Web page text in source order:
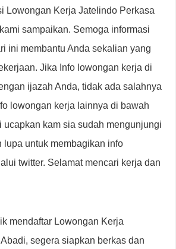
Lowongan Kerja Jatelindo Perkasa
sampaikan. Semoga informasi
ini membantu Anda sekalian yang
Jika Info lowongan kerja di
ijazah Anda, tidak ada salahnya
lowongan kerja lainnya di bawah
ucapkan kam sia sudah mengunjungi
lupa untuk membagikan info
twitter. Selamat mencari kerja dan
mendaftar Lowongan Kerja
segera siapkan berkas dan